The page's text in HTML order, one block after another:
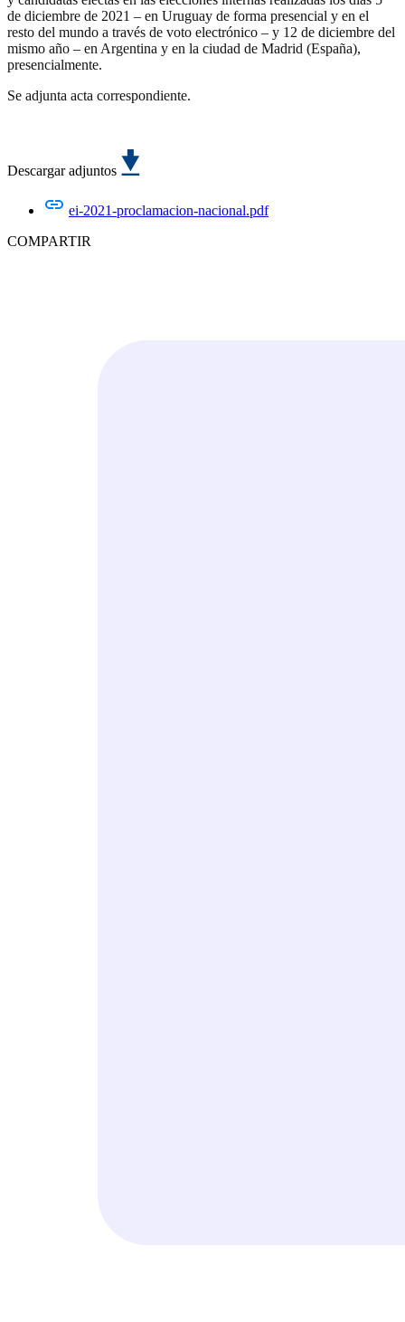
de diciembre de 2021 – en Uruguay de forma presencial y en el
resto del mundo a través de voto electrónico – y 12 de diciembre del
mismo año – en Argentina y en la ciudad de Madrid (España),
presencialmente.
Se adjunta acta correspondiente.
Descargar adjuntos
ei-2021-proclamacion-nacional.pdf
COMPARTIR